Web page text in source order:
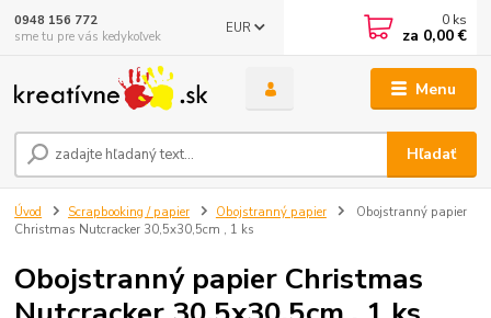
Menu
EUR
Hľadať
0948 156 772
sme tu pre vás kedykoľvek
0 ks
za 0,00 €
Úvod Scrapbooking / papier Obojstranný papier
Obojstranný papier
Christmas Nutcracker 30,5x30,5cm , 1 ks
Obojstranný papier Christmas